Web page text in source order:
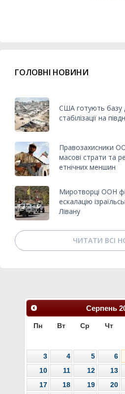
ГОЛОВНІ НОВИНИ
США готують базу
стабілізації на
Правозахисники
масові страти та
етнічних меншин
Миротворці ООН
ескалацію
Лівану
ЧИТАТИ ВСІ
Серпень
Пн Вт Ср Чт
3
4 5 6
10
11 12 13
17
18 19 20